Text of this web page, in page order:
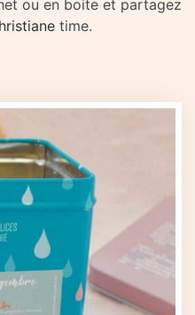
ou en boite et partagez
time.